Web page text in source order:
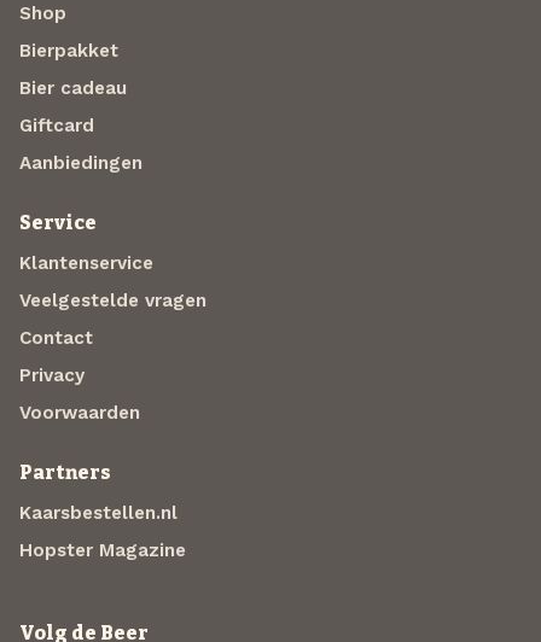
Shop
Bierpakket
Bier cadeau
Giftcard
Aanbiedingen
Service
Klantenservice
Veelgestelde vragen
Contact
Privacy
Voorwaarden
Partners
Kaarsbestellen.nl
Hopster Magazine
Volg de Beer